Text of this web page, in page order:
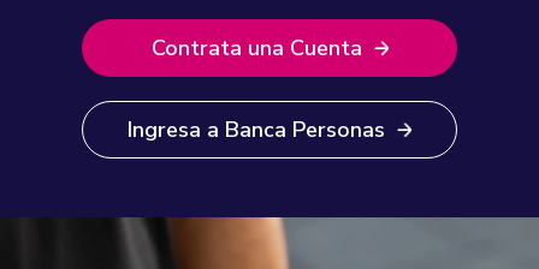
Contrata una Cuenta
Ingresa a Banca Personas